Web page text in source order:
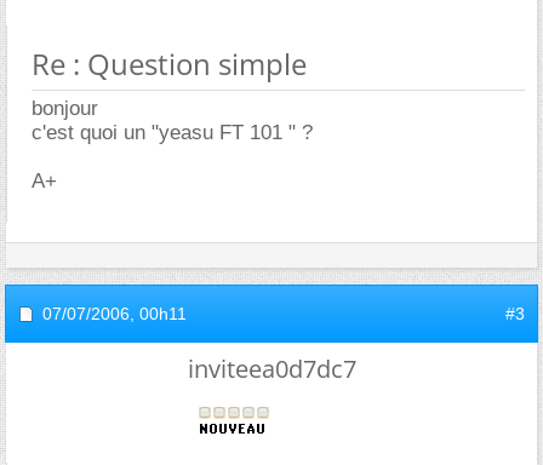
Re : Question simple
bonjour
c'est quoi un "yeasu FT 101 " ?
A+
07/07/2006, 00h11 #3
inviteea0d7dc7